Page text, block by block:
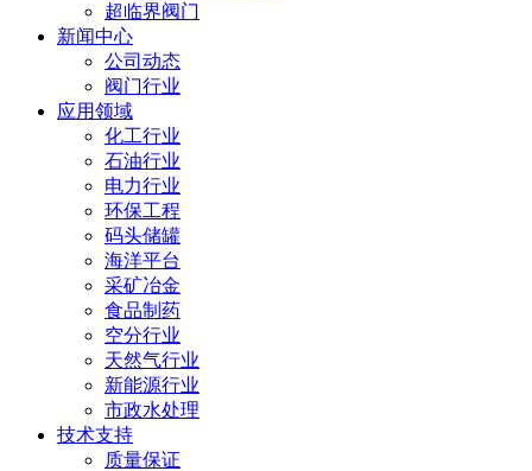
超临界阀门
新闻中心
公司动态
阀门行业
应用领域
化工行业
石油行业
电力行业
环保工程
码头储罐
海洋平台
采矿冶金
食品制药
空分行业
天然气行业
新能源行业
市政水处理
技术支持
质量保证